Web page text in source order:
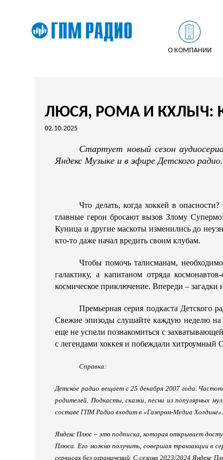
О КОМПАНИИ
ЛЮСЯ, РОМА И КХЛЫЧ:
02.10.2025
Стартует новый сезон
Яндекс Музыке и в эфире Детского радио.
Что делать, когда хоккей в
главные герои бросают вызов Злому
Куница и другие маскоты изменились до
кто-то даже начал вредить своим клубам.
Чтобы помочь талисманам,
галактику, а капитаном отряда
космическое приключение. Впереди –
Премьерная серия подкаста Детского
Свежие эпизоды слушайте каждую неделю
еще не успели познакомиться с
с легендами хоккея и побеждали хитроумный
Справка:
Детское радио вещает с 25 декабря 2007 года.
родителей. Подкасты, сказки, песни из популярных
составе ГПМ Радио входит в «Газпром-Медиа Холдинг».
Яндекс Плюс – это подписка, которая открывает
Плюса. Его можно получить, совершая транзакции в
сервисах без ограничений. С сезона 2023/2024 Яндекс